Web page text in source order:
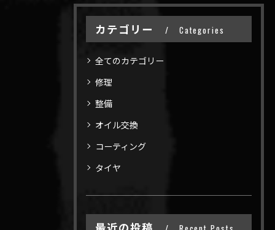
カテゴリー Categories
全てのカテゴリー
修理
整備
オイル交換
コーティング
タイヤ